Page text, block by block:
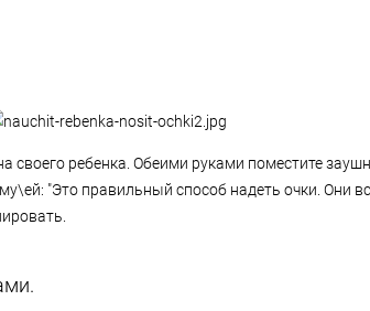
ребенка. Обеими руками поместите
"Это правильный способ надеть очки. Они